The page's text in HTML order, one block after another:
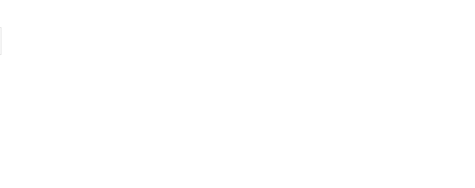
汽车的需求旺盛，比亚迪自身准备不足导致消
能会对未来即将上市的Seal、Sealion 7等车
均GNI去年排名主要国
，跌幅逐渐扩大，最终以8.48%大幅下跌收
融市场情绪的变化。 此外，由于月